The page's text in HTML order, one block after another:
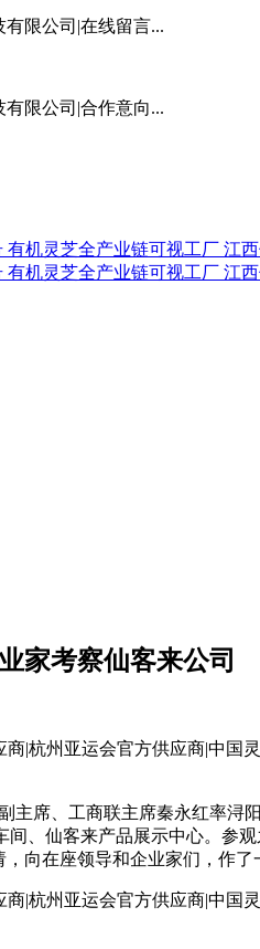
限公司|在线留言...
限公司|合作意向...
家考察仙客来公司
主席、工商联主席秦永红率浔
间、仙客来产品展示中心。参
向在座领导和企业家们，作了